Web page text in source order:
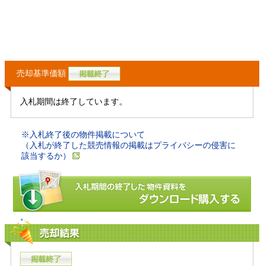
売却基準価額
入札期間は終了しています。
※入札終了後の物件掲載について
（入札が終了した競売情報の掲載はプライバシーの侵害に
該当するか）
売却結果